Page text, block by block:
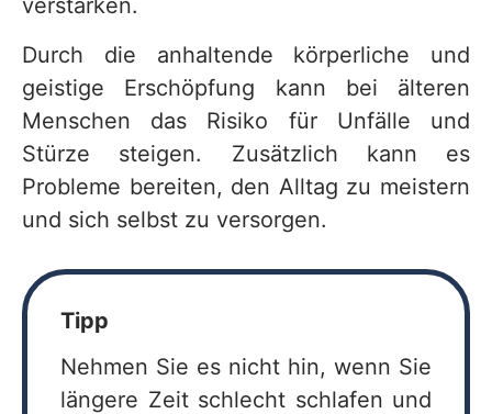
verstärken.
Durch die anhaltende körperliche und
geistige Erschöpfung kann bei älteren
Menschen das Risiko für Unfälle und
Stürze steigen. Zusätzlich kann es
Probleme bereiten, den Alltag zu meistern
und sich selbst zu versorgen.
Tipp
Nehmen Sie es nicht hin, wenn Sie
längere Zeit schlecht schlafen und